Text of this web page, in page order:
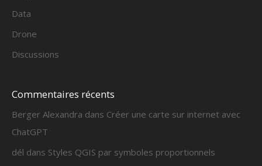
Data
Drone
Discussions
Commentaires récents
Berger Alexandra dans Créer une carte sur internet avec
ChatGPT
dél dans Styles QGIS par symboles proportionnels